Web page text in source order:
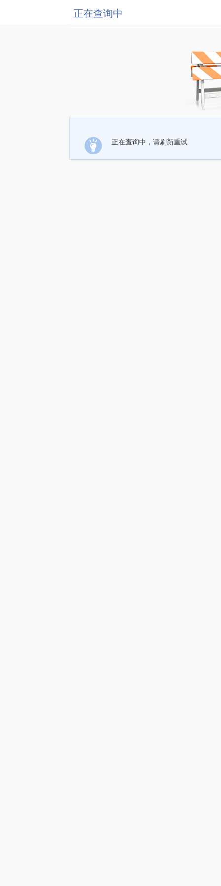
正在查询中
正在查询中，请刷新重试